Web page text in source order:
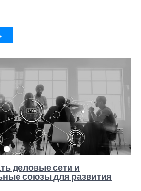
деловые сети и
союзы для развития